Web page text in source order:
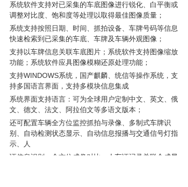
系统软件支持对已采集的车底图像进行锐化、白平衡或
调整对比度、饱和度等处理以取得最佳图像质量；
系统支持按照日期、时间、抓拍设备、车牌号码等信息
快速检索到已采集的车底、车牌及车辆外观图像；
支持以车牌信息关联车底图片；系统软件支持图像缩放
功能；系统软件应具图像模糊还原处理功能；
支持WINDOWS系统，国产麒麟、统信等操作系统，支
持多国语言界面，支持多模块信息集成
系统界面支持语言：可为全球用户定制中文、英文、俄
文、德文、法文、阿拉伯文等多语文版本；
还可配置车辆全方位监控抓拍与录像、多制式车牌识
别、自动检测状态显示、自动信息报播与交通信号灯指
示、人
证信息识别、全方位成像对比、人车证记录关联合成显